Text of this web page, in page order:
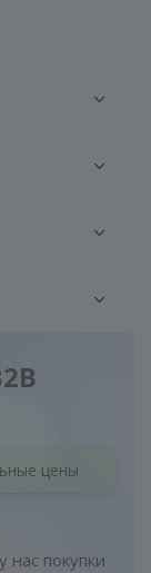
цены
покупки